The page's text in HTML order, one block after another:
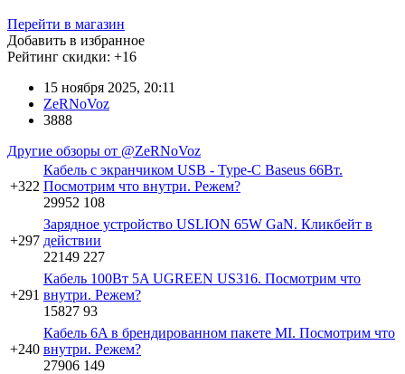
Перейти в магазин
Добавить в избранное
Рейтинг скидки: +16
15 ноября 2025, 20:11
ZeRNoVoz
3888
Другие обзоры от @ZeRNoVoz
+322
Кабель с экранчиком USB - Type-C Baseus 66Вт.
Посмотрим что внутри. Режем?
29952 108
+297
Зарядное устройство USLION 65W GaN. Кликбейт в
действии
22149 227
+291
Кабель 100Вт 5A UGREEN US316. Посмотрим что
внутри. Режем?
15827 93
+240
Кабель 6A в брендированном пакете MI. Посмотрим что
внутри. Режем?
27906 149